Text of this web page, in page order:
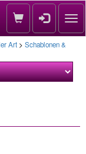
Art > Schablonen &